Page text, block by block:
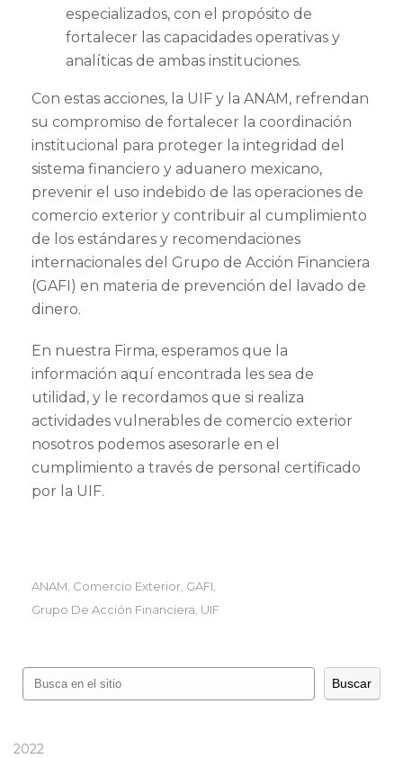
especializados, con el propósito de
fortalecer las capacidades operativas y
analíticas de ambas instituciones.
Con estas acciones, la UIF y la ANAM, refrendan
su compromiso de fortalecer la coordinación
institucional para proteger la integridad del
sistema financiero y aduanero mexicano,
prevenir el uso indebido de las operaciones de
comercio exterior y contribuir al cumplimiento
de los estándares y recomendaciones
internacionales del Grupo de Acción Financiera
(GAFI) en materia de prevención del lavado de
dinero.
En nuestra Firma, esperamos que la
información aquí encontrada les sea de
utilidad, y le recordamos que si realiza
actividades vulnerables de comercio exterior
nosotros podemos asesorarle en el
cumplimiento a través de personal certificado
por la UIF.
ANAM Comercio Exterior GAFI
Grupo De Acción Financiera UIF
Buscar Buscar
2022